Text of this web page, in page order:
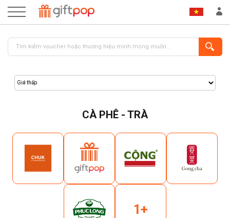
ĐĂNG NHẬP
CÀ PHÊ - TRÀ
1+